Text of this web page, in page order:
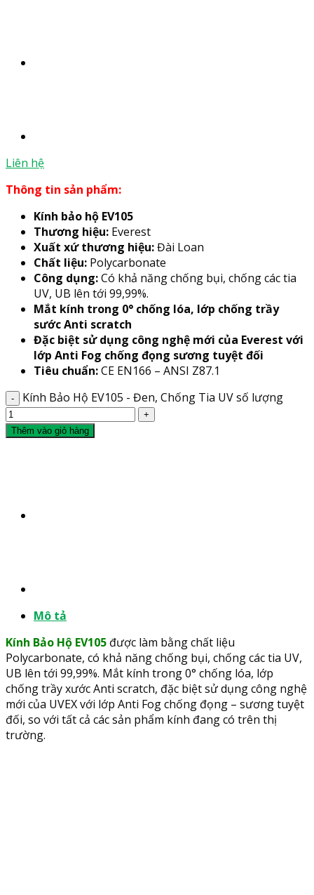
Liên hệ
Thông tin sản phẩm:
Kính bảo hộ EV105
Thương hiệu: Everest
Xuất xứ thương hiệu:Đài Loan
Chất liệu: Polycarbonate
Công dụng:Có khả năng chống bụi, chống các tia
UV, UB lên tới 99,99%.
Mắt kính trong 0° chống lóa, lớp chống trầy
sước Anti scratch
Đặc biệt sử dụng công nghệ mới của Everest với
lớp Anti Fog chống đọng sương tuyệt đối
Tiêu chuẩn:CE EN166 – ANSI Z87.1
Kính Bảo Hộ EV105 - Đen, Chống Tia UV số lượng
Thêm vào giỏ hàng
Mô tả
Kính Bảo Hộ EV105 được làm bằng chất liệu
Polycarbonate, có khả năng chống bụi, chống các tia UV,
UB lên tới 99,99%. Mắt kính trong 0° chống lóa, lớp
chống trầy xước Anti scratch, đặc biệt sử dụng công nghệ
mới của UVEX với lớp Anti Fog chống đọng – sương tuyệt
đối, so với tất cả các sản phẩm kính đang có trên thị
trường.